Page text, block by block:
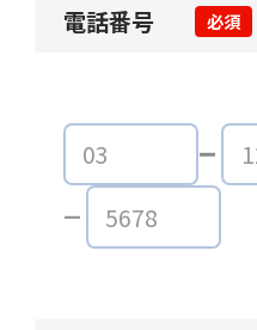
電話番号 必須